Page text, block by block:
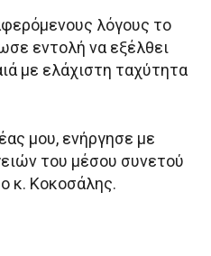
λόγους το
εντολή να εξέλθει
με ελάχιστη ταχύτητα
μου, ενήργησε με
του μέσου συνετού
κ. Κοκοσάλης.